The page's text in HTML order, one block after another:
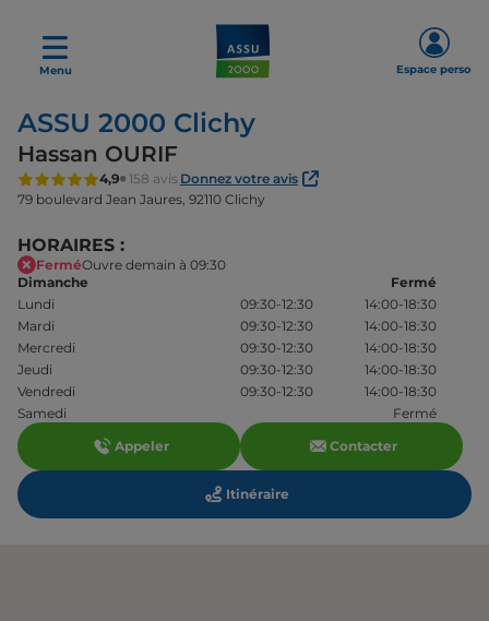
Menu Espace perso
ASSU 2000 Clichy
Hassan OURIF
4,9 158 avis Donnez votre avis
79 boulevard Jean Jaures, 92110 Clichy
HORAIRES :
FerméOuvre demain à 09:30
Dimanche
Fermé
Lundi
09:30-12:30
14:00-18:30
Mardi
09:30-12:30
14:00-18:30
Mercredi
09:30-12:30
14:00-18:30
Jeudi
09:30-12:30
14:00-18:30
Vendredi
09:30-12:30
14:00-18:30
Samedi
Fermé
Appeler
Contacter
Itinéraire